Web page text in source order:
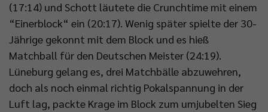
(17:14) und Schott läutete die Crunchtime mit einem
“Einerblock“ ein (20:17). Wenig später spielte der 30-
Jährige gekonnt mit dem Block und es hieß
Matchball für den Deutschen Meister (24:19).
Lüneburg gelang es, drei Matchbälle abzuwehren,
doch als noch einmal richtig Pokalspannung in der
Luft lag, packte Krage im Block zum umjubelten Sieg